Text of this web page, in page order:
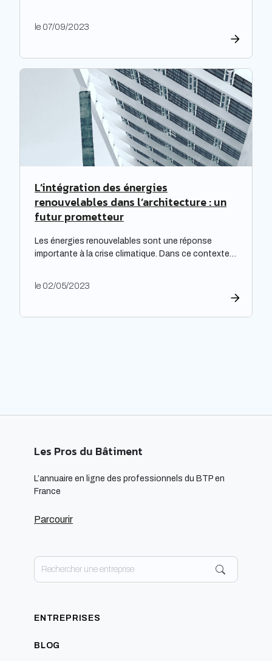
deviennent alors essentiels pour les propriétaires
tarifs de l’électricité. Cette initiative est
particulièrement cruciale pour les logements
qualifiés de passoires thermiques, qui connaissent
d’importants […]
le 07/09/2023
L’intégration des énergies
renouvelables dans l’architecture : un
futur prometteur
Les énergies renouvelables sont une réponse
importante à la crise climatique. Dans ce contexte,
construction et de l’aménagement des bâtiments.
l’adoption de cette approche, en développant des
le 02/05/2023
Les Pros du Bâtiment
L’annuaire en ligne des professionnels du BTP en
France
Parcourir
ENTREPRISES
BLOG